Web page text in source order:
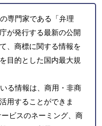
専門家である「弁理
が発行する最新の公開
、商標に関する情報を
目的とした国内最大規
る情報は、商用・非商
用することができま
ビスのネーミング、商